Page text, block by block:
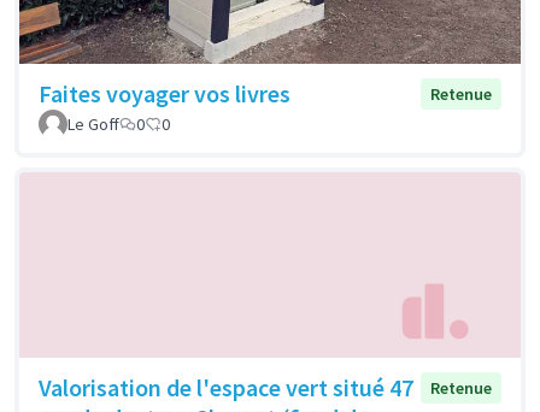
Faites voyager vos livres
Retenue
Le Goff
0 0
Valorisation de l'espace vert situé 47
Retenue